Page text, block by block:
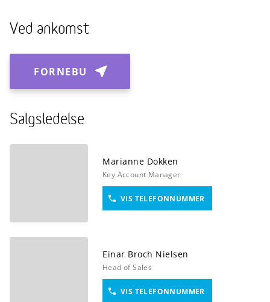
Ved ankomst
FORNEBU
Salgsledelse
Marianne Dokken
Key Account Manager
VIS TELEFONNUMMER
Einar Broch Nielsen
Head of Sales
VIS TELEFONNUMMER